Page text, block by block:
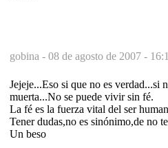
gobina - 08 de agosto de 2007 -
Jejeje...Eso si que no es verdad...si
muerta...No se puede vivir sin fé.
La fé es la fuerza vital del ser
Tener dudas,no es sinónimo,de no
Un beso